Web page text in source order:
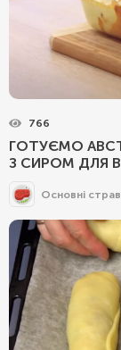
766
ГОТУЄМО
З СИРОМ ДЛЯ
Основні